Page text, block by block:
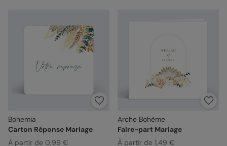
Bohemia
Carton Réponse Mariage
À partir de 0,99 €
Arche Bohème
Faire-part Mariage
À partir de 1,49 €